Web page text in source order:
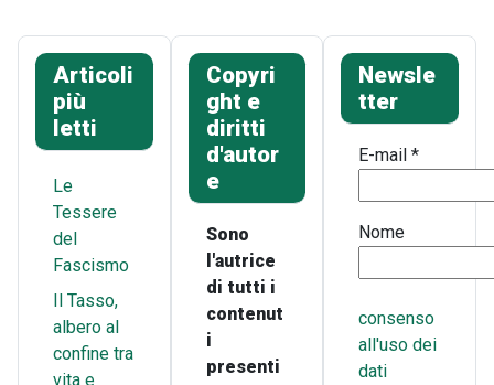
Articoli
più
letti
Le
Tessere
del
Fascismo
Il Tasso,
albero al
confine tra
vita e
Copyri
ght e
diritti
d'autor
e
Sono
l'autrice
di tutti i
contenut
i
presenti
Newsle
tter
E-mail*
Nome
consenso
all'uso dei
dati